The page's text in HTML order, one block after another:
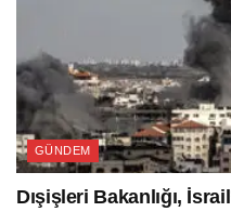
GÜNDEM
Dışişleri Bakanlığı,